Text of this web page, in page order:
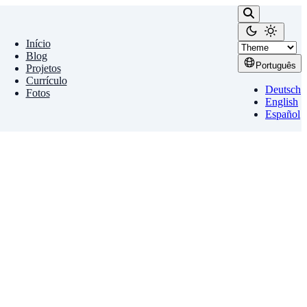
Início
Blog
Projetos
Currículo
Fotos
Português
Deutsch
English
Español